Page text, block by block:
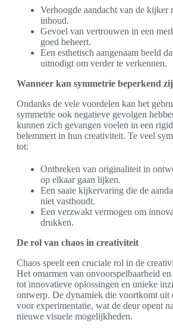
Verhoogde aandacht van de kijker
inhoud.
Gevoel van vertrouwen in een
goed beheert.
Een esthetisch aangenaam beeld
uitnodigt om verder te verkennen.
Wanneer kan symmetrie beperkend
Ondanks de vele voordelen kan het
symmetrie ook negatieve gevolgen
kunnen zich gevangen voelen in een
belemmert in hun creativiteit. Te veel
tot:
Ontbreken van originaliteit in
op elkaar gaan lijken.
Een saaie kijkervaring die de
niet vasthoudt.
Een verzwakt vermogen om
drukken.
De rol van chaos in creativiteit
Chaos speelt een cruciale rol in de
Het omarmen van onvoorspelbaarheid
tot innovatieve oplossingen en unieke
ontwerp. De dynamiek die voortkomt uit
voor experimentatie, wat de deur opent
nieuwe visuele mogelijkheden.